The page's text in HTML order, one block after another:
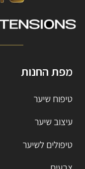
מפת החנות
טיפוח שיער
עיצוב שיער
טיפולים לשיער